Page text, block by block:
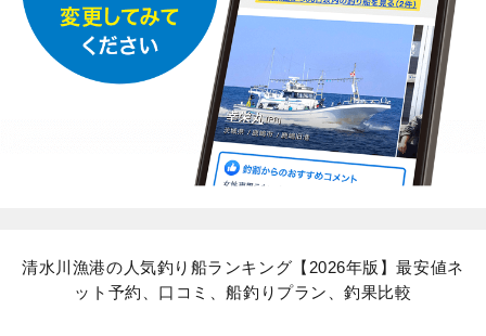
清水川漁港の人気釣り船ランキング【2026年版】最安値ネ
ット予約、口コミ、船釣りプラン、釣果比較